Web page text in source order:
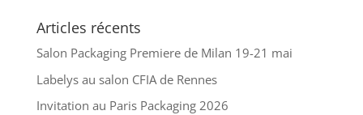
Articles récents
Salon Packaging Premiere de Milan 19-21 mai
Labelys au salon CFIA de Rennes
Invitation au Paris Packaging 2026